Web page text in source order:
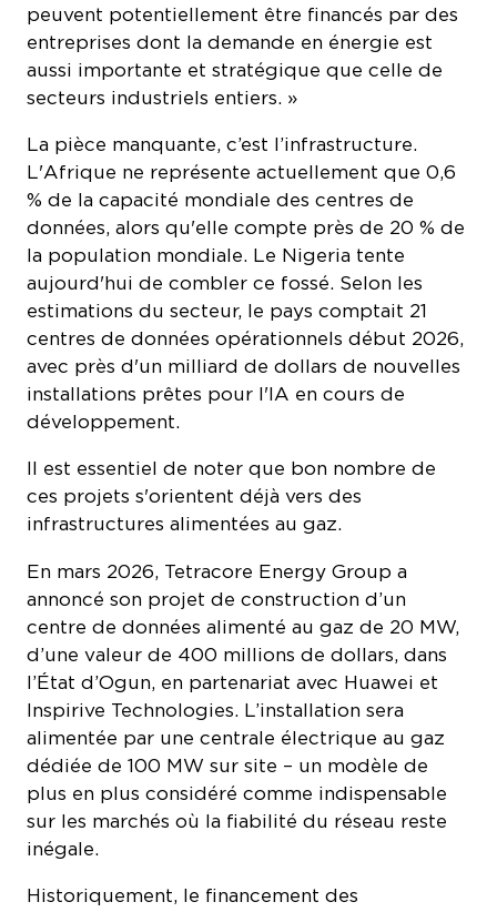
entreprises dont la demande en énergie est
aussi importante et stratégique que celle de
secteurs industriels entiers. »
L'Afrique ne représente actuellement que 0,6
% de la capacité mondiale des centres de
données, alors qu'elle compte près de 20 % de
la population mondiale. Le Nigeria tente
aujourd'hui de combler ce fossé. Selon les
estimations du secteur, le pays comptait 21
centres de données opérationnels début 2026,
avec près d'un milliard de dollars de nouvelles
installations prêtes pour l'IA en cours de
développement.
ces projets s'orientent déjà vers des
infrastructures alimentées au gaz.
annoncé son projet de construction d’un
centre de données alimenté au gaz de 20 MW,
d’une valeur de 400 millions de dollars, dans
l’État d’Ogun, en partenariat avec Huawei et
Inspirive Technologies. L’installation sera
alimentée par une centrale électrique au gaz
dédiée de 100 MW sur site – un modèle de
plus en plus considéré comme indispensable
sur les marchés où la fiabilité du réseau reste
inégale.
infrastructures gazières nationales au Nigeria